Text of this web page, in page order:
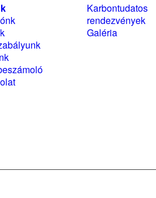
Karbontudatos
rendezvények
Galéria